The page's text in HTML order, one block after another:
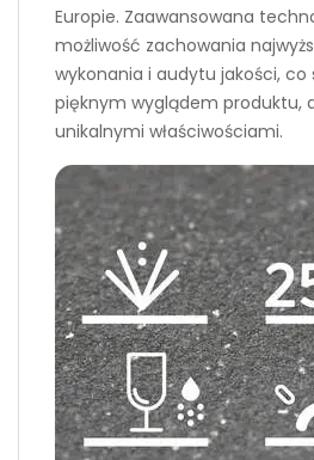
Europie. Zaawansowana
możliwość zachowania
wykonania i audytu jakości, co
pięknym wyglądem produktu,
unikalnymi właściwościami.